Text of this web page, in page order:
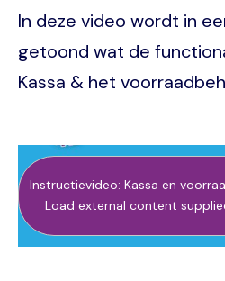
In deze video wordt in
getoond wat de
Kassa & het
Instructievideo: Kassa en
Load external content